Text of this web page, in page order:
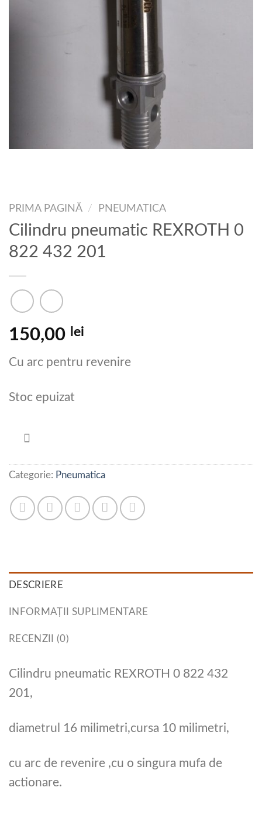
PRIMA PAGINĂ / PNEUMATICA
Cilindru pneumatic REXROTH 0
822 432 201
150,00 lei
Cu arc pentru revenire
Stoc epuizat
Categorie: Pneumatica
DESCRIERE
INFORMAȚII SUPLIMENTARE
RECENZII (0)
Cilindru pneumatic REXROTH 0 822 432
201,
diametrul 16 milimetri,cursa 10 milimetri,
cu arc de revenire ,cu o singura mufa de
actionare.